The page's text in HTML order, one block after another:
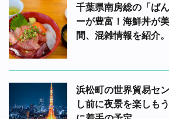
千葉県南房総の「ば
ーが豊富！海鮮丼が
間、混雑情報を紹介。
浜松町の世界貿易セ
し前に夜景を楽しも